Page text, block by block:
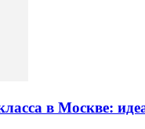
в Москве: